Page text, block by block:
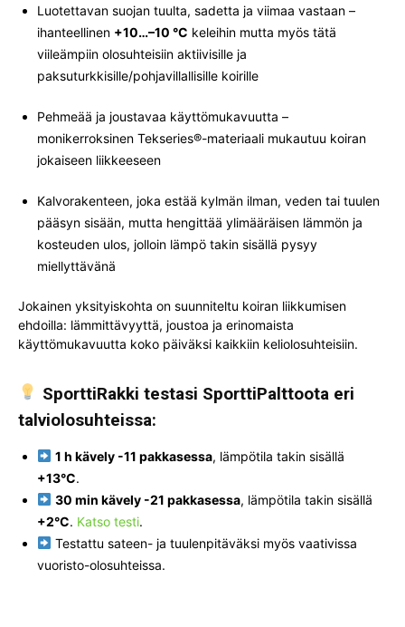
Luotettavan suojan tuulta, sadetta ja viimaa vastaan –
ihanteellinen +10…–10 °C keleihin mutta myös tätä
viileämpiin olosuhteisiin aktiivisille ja
paksuturkkisille/pohjavillallisille koirille
Pehmeää ja joustavaa käyttömukavuutta –
monikerroksinen Tekseries®-materiaali mukautuu koiran
jokaiseen liikkeeseen
Kalvorakenteen, joka estää kylmän ilman, veden tai tuulen
pääsyn sisään, mutta hengittää ylimääräisen lämmön ja
kosteuden ulos, jolloin lämpö takin sisällä pysyy
miellyttävänä
Jokainen yksityiskohta on suunniteltu koiran liikkumisen
ehdoilla: lämmittävyyttä, joustoa ja erinomaista
käyttömukavuutta koko päiväksi kaikkiin keliolosuhteisiin.
SporttiRakki testasi SporttiPalttoota eri
talviolosuhteissa:
1 h kävely -11 pakkasessa, lämpötila takin sisällä
+13°C.
30 min kävely -21 pakkasessa, lämpötila takin sisällä
+2°C. Katso testi.
Testattu sateen- ja tuulenpitäväksi myös vaativissa
vuoristo-olosuhteissa.